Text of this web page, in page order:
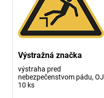
Výstražná značka
výstraha pred
nebezpečenstvom pádu, OJ
10 ks